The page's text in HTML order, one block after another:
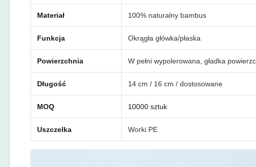
Materiał 100% naturalny bambus
Funkcja Okrągła główka/płaska
Powierzchnia W pełni wypolerowana, gładka
Długość 14 cm / 16 cm / dostosowane
MOQ 10000 sztuk
Uszczelka Worki PE